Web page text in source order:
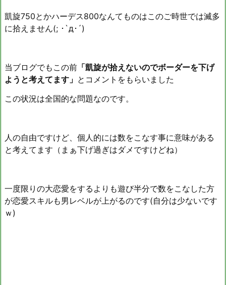
凱旋750とかハーデス800なんてものはこのご時世では滅多
に拾えません(; ･`д･´)
当ブログでもこの前 「凱旋が拾えないのでボーダーを下げ
ようと考えてます」 とコメントをもらいました
この状況は全国的な問題なのです。
人の自由ですけど、個人的には数をこなす事に意味がある
と考えてます（まぁ下げ過ぎはダメですけどね）
一度限りの大恋愛をするよりも遊び半分で数をこなした方
が恋愛スキルも男レベルが上がるのです(自分は少ないです
ｗ)